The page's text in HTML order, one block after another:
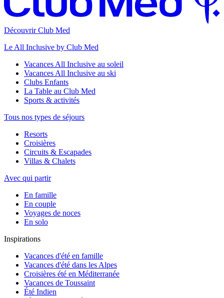
Découvrir Club Med
Le All Inclusive by Club Med
Vacances All Inclusive au soleil
Vacances All Inclusive au ski
Clubs Enfants
La Table au Club Med
Sports & activités
Tous nos types de séjours
Resorts
Croisières
Circuits & Escapades
Villas & Chalets
Avec qui partir
En famille
En couple
Voyages de noces
En solo
Inspirations
Vacances d'été en famille
Vacances d'été dans les Alpes
Croisières été en Méditerranée
Vacances de Toussaint
Été Indien